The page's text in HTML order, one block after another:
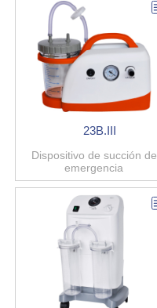
23B.III
Dispositivo de succión de
emergencia